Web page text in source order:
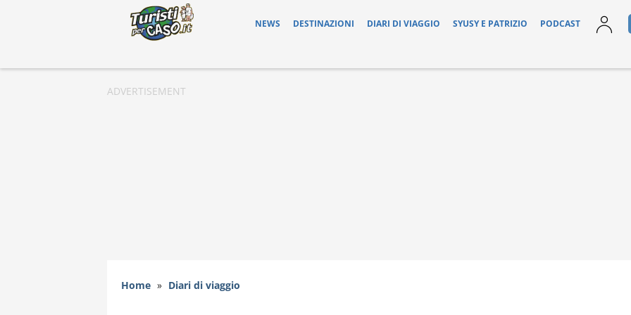
NEWS DESTINAZIONI DIARI DI VIAGGIO SYUSY E PATRIZIO PODCAST
Home » Diari di viaggio